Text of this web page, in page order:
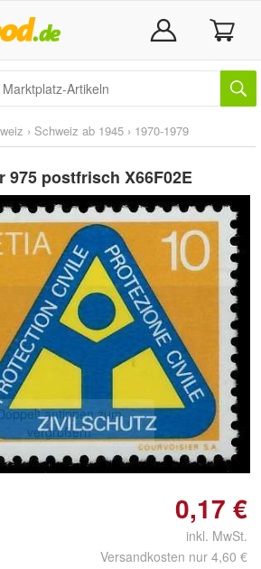
› Schweiz ab 1945 › 1970-1979
975 postfrisch X66F02E
antippen zum
vergrößern
0,17 €
inkl. MwSt.
Versandkosten nur 4,60 €